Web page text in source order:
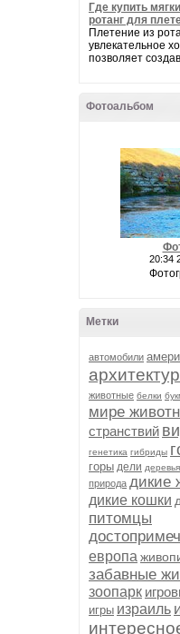
Где купить
ротанг для
Плетение из
увлекательное
позволяет
Фотоальбом
20:34
Метки
автомобили
животные белки
мире
странствий
генетика гибриды
горы дели деревья
природа дикие
дикие кошки
питомцы
европа
забавные
зоопарк
игры израиль